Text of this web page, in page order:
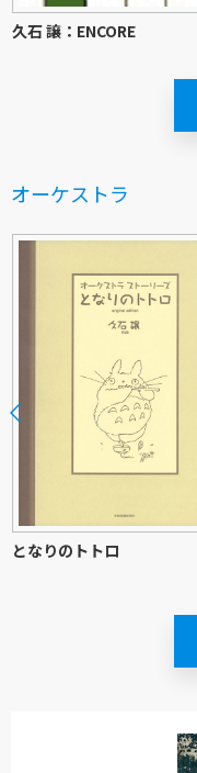
久石 譲：ENCORE
オーケストラ
となりのトトロ